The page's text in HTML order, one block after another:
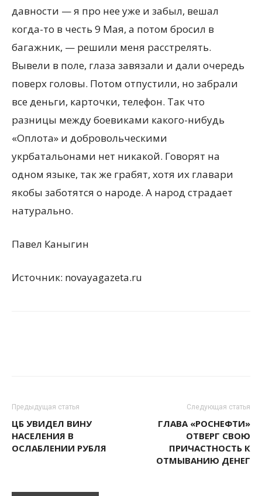
давности — я про нее уже и забыл, вешал
когда-то в честь 9 Мая, а потом бросил в
багажник, — решили меня расстрелять.
Вывели в поле, глаза завязали и дали очередь
поверх головы. Потом отпустили, но забрали
все деньги, карточки, телефон. Так что
разницы между боевиками какого-нибудь
«Оплота» и добровольческими
укрбатальонами нет никакой. Говорят на
одном языке, так же грабят, хотя их главари
якобы заботятся о народе. А народ страдает
натурально.
Павел Каныгин
Источник: novayagazeta.ru
Предыдущая статья
ЦБ УВИДЕЛ ВИНУ
НАСЕЛЕНИЯ В
ОСЛАБЛЕНИИ РУБЛЯ
Следующая статья
ГЛАВА «РОСНЕФТИ»
ОТВЕРГ СВОЮ
ПРИЧАСТНОСТЬ К
ОТМЫВАНИЮ ДЕНЕГ